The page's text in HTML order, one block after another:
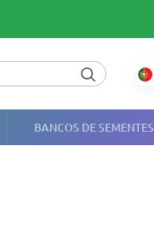
BANCOS DE SEMENTES